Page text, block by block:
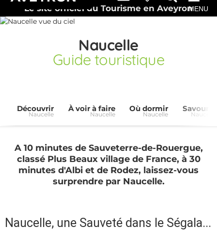
Le site officiel du Tourisme en AveyronMENU
Naucelle
Guide touristique
Découvrir
Naucelle
À voir à faire
Naucelle
Où dormir
Naucelle
Savourer
Naucelle
A 10 minutes de Sauveterre-de-Rouergue,
classé Plus Beaux village de France, à 30
minutes d'Albi et de Rodez, laissez-vous
surprendre par Naucelle.
Naucelle, une Sauveté dans le Ségala...